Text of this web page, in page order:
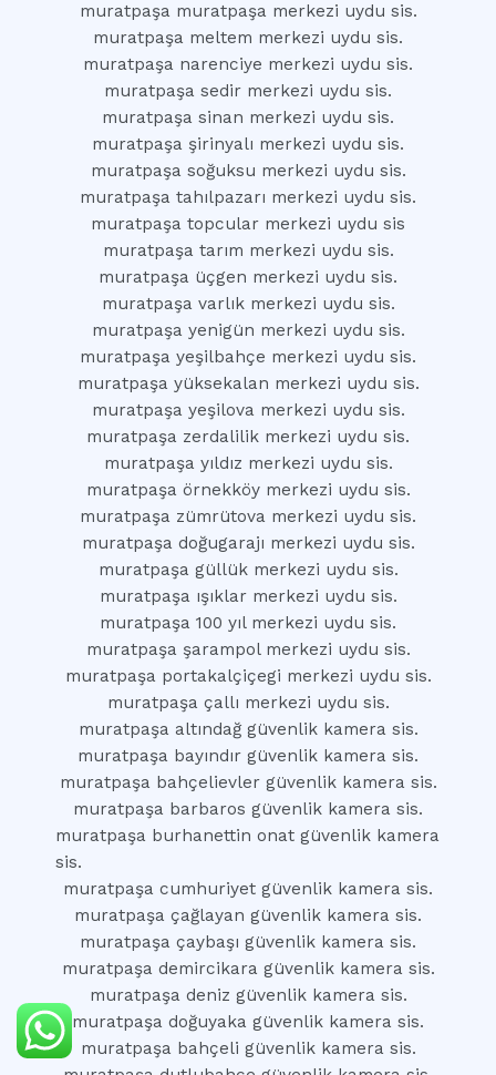
muratpaşa muratpaşa merkezi uydu sis.
muratpaşa meltem merkezi uydu sis.
muratpaşa narenciye merkezi uydu sis.
muratpaşa sedir merkezi uydu sis.
muratpaşa sinan merkezi uydu sis.
muratpaşa şirinyalı merkezi uydu sis.
muratpaşa soğuksu merkezi uydu sis.
muratpaşa tahılpazarı merkezi uydu sis.
muratpaşa topcular merkezi uydu sis
muratpaşa tarım merkezi uydu sis.
muratpaşa üçgen merkezi uydu sis.
muratpaşa varlık merkezi uydu sis.
muratpaşa yenigün merkezi uydu sis.
muratpaşa yeşilbahçe merkezi uydu sis.
muratpaşa yüksekalan merkezi uydu sis.
muratpaşa yeşilova merkezi uydu sis.
muratpaşa zerdalilik merkezi uydu sis.
muratpaşa yıldız merkezi uydu sis.
muratpaşa örnekköy merkezi uydu sis.
muratpaşa zümrütova merkezi uydu sis.
muratpaşa doğugarajı merkezi uydu sis.
muratpaşa güllük merkezi uydu sis.
muratpaşa ışıklar merkezi uydu sis.
muratpaşa 100 yıl merkezi uydu sis.
muratpaşa şarampol merkezi uydu sis.
muratpaşa portakalçiçegi merkezi uydu sis.
muratpaşa çallı merkezi uydu sis.
muratpaşa altındağ güvenlik kamera sis.
muratpaşa bayındır güvenlik kamera sis.
muratpaşa bahçelievler güvenlik kamera sis.
muratpaşa barbaros güvenlik kamera sis.
muratpaşa burhanettin onat güvenlik kamera
sis.
muratpaşa cumhuriyet güvenlik kamera sis.
muratpaşa çağlayan güvenlik kamera sis.
muratpaşa çaybaşı güvenlik kamera sis.
muratpaşa demircikara güvenlik kamera sis.
muratpaşa deniz güvenlik kamera sis.
muratpaşa doğuyaka güvenlik kamera sis.
muratpaşa bahçeli güvenlik kamera sis.